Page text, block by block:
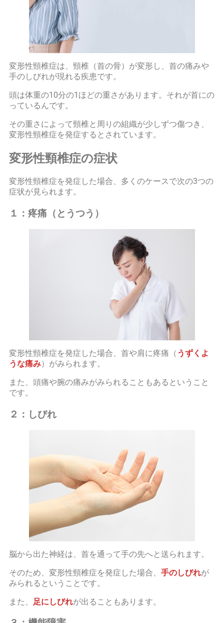
変形性頸椎症は、頸椎（首の骨）が変形し、首の痛みや
手のしびれが現れる疾患です。
頭は体重の10分の1ほどの重さがあります。それが首にの
っているんです。
その重さによって頸椎と周りの組織が少しずつ傷つき、
変形性頸椎症を発症するとされています。
変形性頸椎症の症状
変形性頸椎症を発症した場合、多くのケースで次の3つの
症状が見られます。
１：疼痛（とうつう）
変形性頸椎症を発症した場合、首や肩に疼痛（ うずくよ
うな痛み）がみられます。
また、頭痛や腕の痛みがみられることもあるということ
です。
２：しびれ
脳から出た神経は、首を通って手の先へと送られます。
そのため、変形性頸椎症を発症した場合、 手のしびれが
みられるということです。
また、
足にしびれが出ることもあります。